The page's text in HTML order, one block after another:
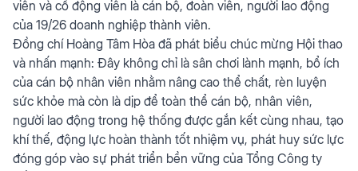
viên và cổ động viên là cán bộ, đoàn viên, người lao động
của 19/26 doanh nghiệp thành viên.
Đồng chí Hoàng Tâm Hòa đã phát biểu chúc mừng Hội thao
và nhấn mạnh: Đây không chỉ là sân chơi lành mạnh, bổ ích
của cán bộ nhân viên nhằm nâng cao thể chất, rèn luyện
sức khỏe mà còn là dịp để toàn thể cán bộ, nhân viên,
người lao động trong hệ thống được gắn kết cùng nhau, tạo
khí thế, động lực hoàn thành tốt nhiệm vụ, phát huy sức lực
đóng góp vào sự phát triển bền vững của Tổng Công ty